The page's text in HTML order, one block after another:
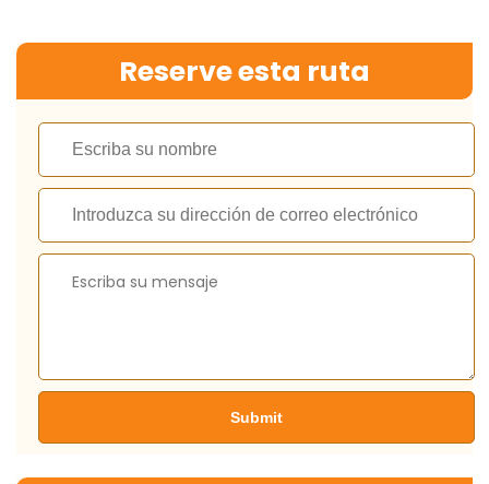
Reserve esta ruta